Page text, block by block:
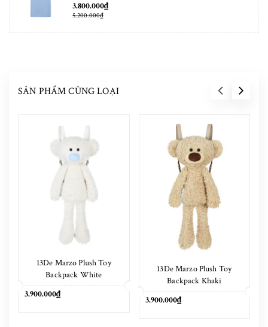
3.800.000₫
5.200.000₫
SẢN PHẨM CÙNG LOẠI
13De Marzo Plush Toy
Backpack White
3.900.000₫
13De Marzo Plush Toy
Backpack Khaki
3.900.000₫